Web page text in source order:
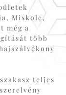
Miskolc,
még a
több
teljes